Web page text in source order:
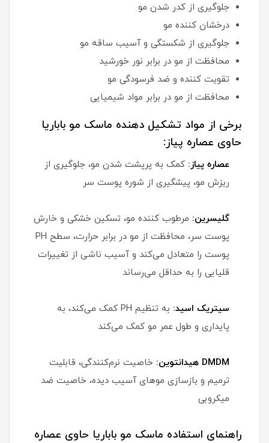
جلوگیری از کدر شدن مو
درخشان کننده مو
جلوگیری از شکستگی و آسیب ساقه مو
محافظت از مو در برابر نور خورشید
تقویت کننده و ضد فرسودگی مو
محافظت از مو در برابر مواد شیمیایی
برخی از مواد تشکیل دهنده ماسک مو باباریا
حاوی عصاره پیاز:
عصاره پیاز: کمک به پرپشت شدن مو، جلوگیری از
ریزش مو، پیشگیری از شوره پوست سر
گلیسرین: مرطوب کننده مو، تسکین خشکی و خارش
پوست سر، محافظت از مو در برابر حرارت، سطح PH
پوست را متعادل می‌کند و آسیب ناشی از تغییرات
قلیایی را به حداقل می‌رساند
سیتریک اسید:
به تنظیم PH کمک می‌کند، به
پایداری و طول عمر مو کمک می‌کند
DMDM هیدانتوین:
خاصیت نرم‌کنندگی، قابلیت
ترمیم و بازسازی موهای آسیب دیده، خاصیت ضد
میکروبی
راهنمای استفاده ماسک مو باباریا حاوی عصاره